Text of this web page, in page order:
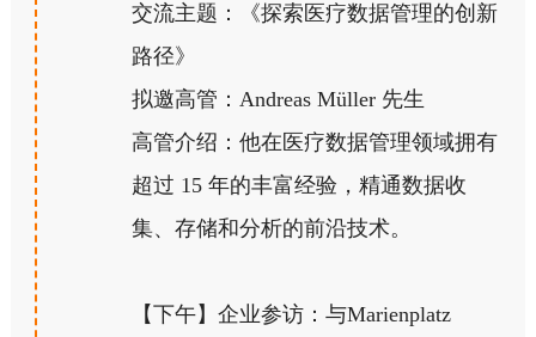
交流主题：《探索医疗数据管理的创新
路径》
拟邀高管：Andreas Müller 先生
高管介绍：他在医疗数据管理领域拥有
超过 15 年的丰富经验，精通数据收
集、存储和分析的前沿技术。
【下午】企业参访：与Marienplatz